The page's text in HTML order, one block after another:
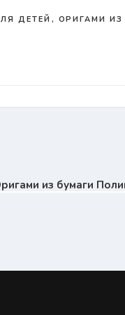
ДЕТЕЙ , ОРИГАМИ ИЗ
из бумаги